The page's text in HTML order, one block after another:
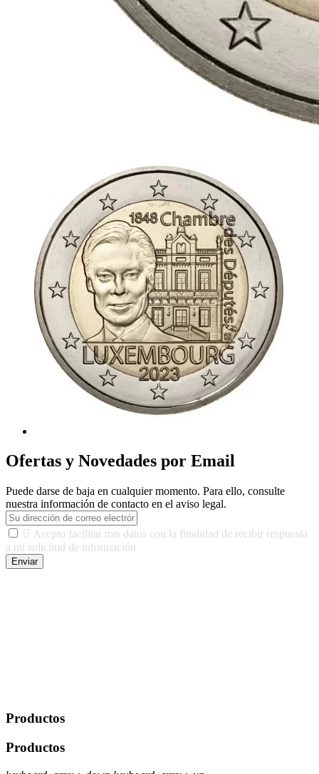
Ofertas y Novedades por Email
Puede darse de baja en cualquier momento. Para ello, consulte
nuestra información de contacto en el aviso legal.
 Acepto facilitar mis datos con la finalidad de recibir respuesta
a mi solicitud de información
Enviar
Productos
Productos